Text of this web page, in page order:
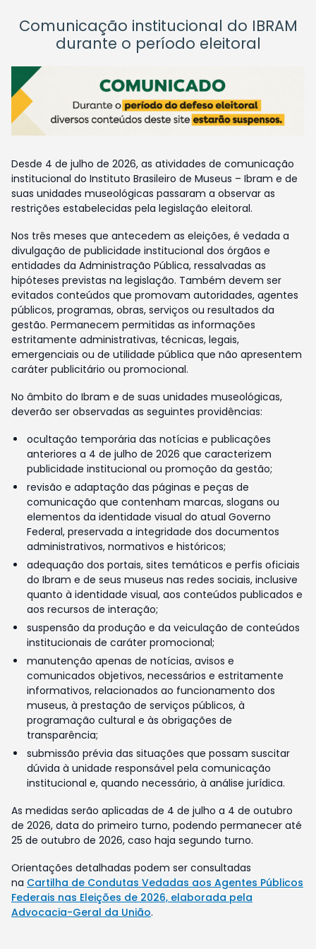
Comunicação institucional do IBRAM
durante o período eleitoral
Desde 4 de julho de 2026, as atividades de comunicação
institucional do Instituto Brasileiro de Museus – Ibram e de
suas unidades museológicas passaram a observar as
restrições estabelecidas pela legislação eleitoral.
Nos três meses que antecedem as eleições, é vedada a
divulgação de publicidade institucional dos órgãos e
entidades da Administração Pública, ressalvadas as
hipóteses previstas na legislação. Também devem ser
evitados conteúdos que promovam autoridades, agentes
públicos, programas, obras, serviços ou resultados da
gestão. Permanecem permitidas as informações
estritamente administrativas, técnicas, legais,
emergenciais ou de utilidade pública que não apresentem
caráter publicitário ou promocional.
No âmbito do Ibram e de suas unidades museológicas,
deverão ser observadas as seguintes providências:
ocultação temporária das notícias e publicações
anteriores a 4 de julho de 2026 que caracterizem
publicidade institucional ou promoção da gestão;
revisão e adaptação das páginas e peças de
comunicação que contenham marcas, slogans ou
elementos da identidade visual do atual Governo
Federal, preservada a integridade dos documentos
administrativos, normativos e históricos;
adequação dos portais, sites temáticos e perfis oficiais
do Ibram e de seus museus nas redes sociais, inclusive
quanto à identidade visual, aos conteúdos publicados e
aos recursos de interação;
suspensão da produção e da veiculação de conteúdos
institucionais de caráter promocional;
manutenção apenas de notícias, avisos e
comunicados objetivos, necessários e estritamente
informativos, relacionados ao funcionamento dos
museus, à prestação de serviços públicos, à
programação cultural e às obrigações de
transparência;
submissão prévia das situações que possam suscitar
dúvida à unidade responsável pela comunicação
institucional e, quando necessário, à análise jurídica.
As medidas serão aplicadas de 4 de julho a 4 de outubro
de 2026, data do primeiro turno, podendo permanecer até
25 de outubro de 2026, caso haja segundo turno.
Orientações detalhadas podem ser consultadas
na Cartilha de Condutas Vedadas aos Agentes Públicos
Federais nas Eleições de 2026, elaborada pela
Advocacia-Geral da União.